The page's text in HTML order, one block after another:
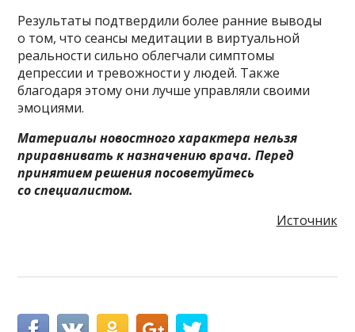
Результаты подтвердили более ранние выводы
о том, что сеансы медитации в виртуальной
реальности сильно облегчали симптомы
депрессии и тревожности у людей. Также
благодаря этому они лучше управляли своими
эмоциями.
Материалы новостного характера нельзя
приравнивать к назначению врача. Перед
принятием решения посоветуйтесь
со специалистом.
Источник